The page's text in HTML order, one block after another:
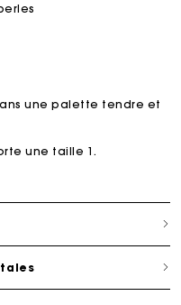
une palette tendre et
une taille 1.